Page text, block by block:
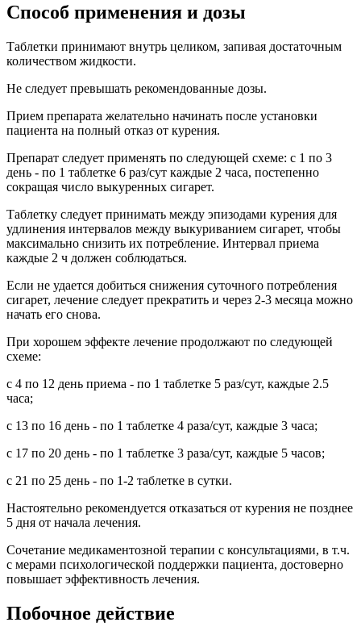
Способ применения и дозы
Таблетки принимают внутрь целиком, запивая достаточным
количеством жидкости.
Не следует превышать рекомендованные дозы.
Прием препарата желательно начинать после установки
пациента на полный отказ от курения.
Препарат следует применять по следующей схеме: с 1 по 3
день - по 1 таблетке 6 раз/сут каждые 2 часа, постепенно
сокращая число выкуренных сигарет.
Таблетку следует принимать между эпизодами курения для
удлинения интервалов между выкуриванием сигарет, чтобы
максимально снизить их потребление. Интервал приема
каждые 2 ч должен соблюдаться.
Если не удается добиться снижения суточного потребления
сигарет, лечение следует прекратить и через 2-3 месяца можно
начать его снова.
При хорошем эффекте лечение продолжают по следующей
схеме:
с 4 по 12 день приема - по 1 таблетке 5 раз/сут, каждые 2.5
часа;
с 13 по 16 день - по 1 таблетке 4 раза/сут, каждые 3 часа;
с 17 по 20 день - по 1 таблетке 3 раза/сут, каждые 5 часов;
с 21 по 25 день - по 1-2 таблетке в сутки.
Настоятельно рекомендуется отказаться от курения не позднее
5 дня от начала лечения.
Сочетание медикаментозной терапии с консультациями, в т.ч.
с мерами психологической поддержки пациента, достоверно
повышает эффективность лечения.
Побочное действие